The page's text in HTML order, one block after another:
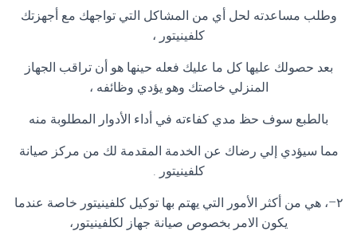
وطلب مساعدته لحل أي من المشاكل التي تواجهك مع أجهزتك
كلفينيتور ،
بعد حصولك عليها كل ما عليك فعله حينها هو أن تراقب الجهاز
المنزلي خاصتك وهو يؤدي وظائفه ،
بالطبع سوف حظ مدي كفاءته في أداء الأدوار المطلوبة منه
مما سيؤدي إلي رضاك عن الخدمة المقدمة لك من مركز صيانة
كلفينيتور .
٢–، هي من أكثر الأمور التي يهتم بها توكيل كلفينيتور خاصة عندما
يكون الامر بخصوص صيانة جهاز لكلفينيتور،